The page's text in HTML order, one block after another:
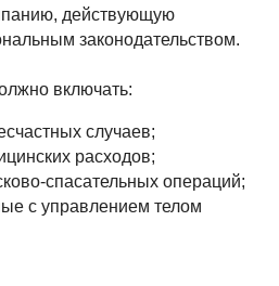
действующую
законодательством.
включать:
случаев;
расходов;
спасательных операций;
с управлением телом